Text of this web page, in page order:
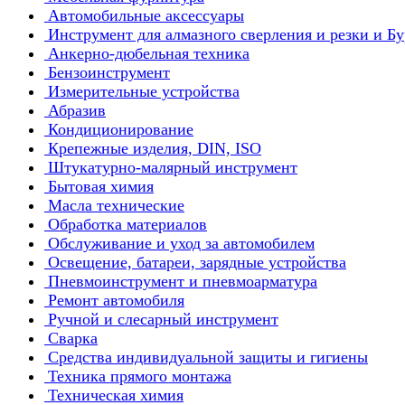
Автомобильные аксессуары
Инструмент для алмазного сверления и резки и
Анкерно-дюбельная техника
Бензоинструмент
Измерительные устройства
Абразив
Кондиционирование
Крепежные изделия, DIN, ISO
Штукатурно-малярный инструмент
Бытовая химия
Масла технические
Обработка материалов
Обслуживание и уход за автомобилем
Освещение, батареи, зарядные устройства
Пневмоинструмент и пневмоарматура
Ремонт автомобиля
Ручной и слесарный инструмент
Сварка
Средства индивидуальной защиты и гигиены
Техника прямого монтажа
Техническая химия